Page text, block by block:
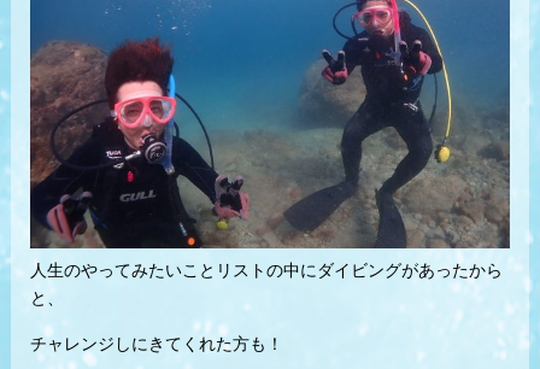
人生のやってみたいことリストの中にダイビングがあったから
と、
チャレンジしにきてくれた方も！